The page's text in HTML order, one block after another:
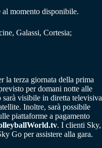
momento disponibile.
Galassi, Cortesia;
la terza giornata della prima
per domani notte alle
visibile in diretta televisiva
Inoltre, sarà possibile
piattaforme a pagamento
. I clienti Sky,
Go per assistere alla gara.